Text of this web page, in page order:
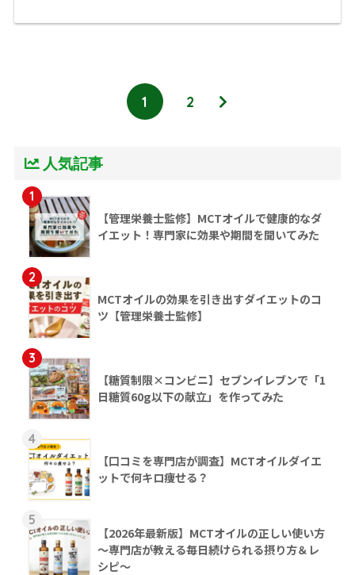
1 2
人気記事
1
【管理栄養士監修】MCTオイルで健康的なダ
イエット！専門家に効果や期間を聞いてみた
2
MCTオイルの効果を引き出すダイエットのコ
ツ【管理栄養士監修】
3
【糖質制限×コンビニ】セブンイレブンで「1
日糖質60g以下の献立」を作ってみた
4
【口コミを専門店が調査】MCTオイルダイエ
ットで何キロ痩せる？
5
【2026年最新版】MCTオイルの正しい使い方
～専門店が教える毎日続けられる摂り方＆レ
シピ～